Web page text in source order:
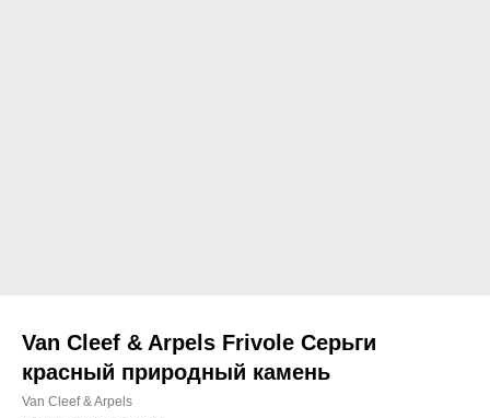
Van Cleef & Arpels Frivole Серьги
красный природный камень
Van Cleef & Arpels